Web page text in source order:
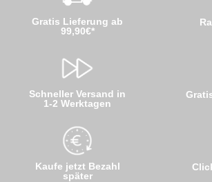
Gratis Lieferung ab
99,90€*
Schneller Versand in
1-2 Werktagen
Kaufe jetzt Bezahl
später